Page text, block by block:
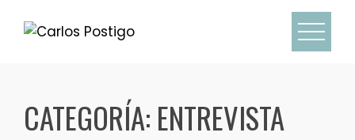
CATEGORÍA: ENTREVISTA